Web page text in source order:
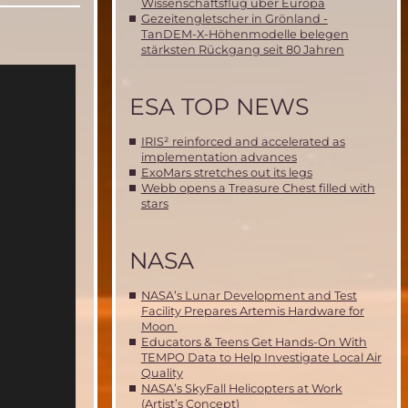
Wissenschaftsflug über Europa
Gezeitengletscher in Grönland -
TanDEM-X-Höhenmodelle belegen
stärksten Rückgang seit 80 Jahren
ESA TOP NEWS
IRIS² reinforced and accelerated as
implementation advances
ExoMars stretches out its legs
Webb opens a Treasure Chest filled with
stars
NASA
NASA’s Lunar Development and Test
Facility Prepares Artemis Hardware for
Moon
Educators & Teens Get Hands-On With
TEMPO Data to Help Investigate Local Air
Quality
NASA’s SkyFall Helicopters at Work
(Artist’s Concept)